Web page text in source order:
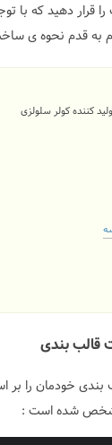
قرار دهید که با
به قدم نحوه ی
کننده کولر سلولزی